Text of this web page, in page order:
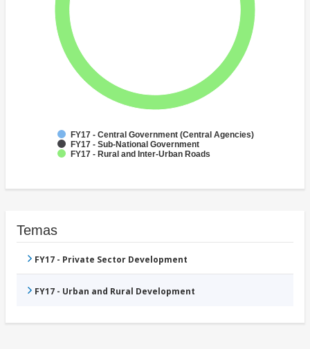
FY17 - Central Government (Central Agencies)
FY17 - Sub-National Government
FY17 - Rural and Inter-Urban Roads
Temas
FY17 - Private Sector Development
FY17 - Urban and Rural Development